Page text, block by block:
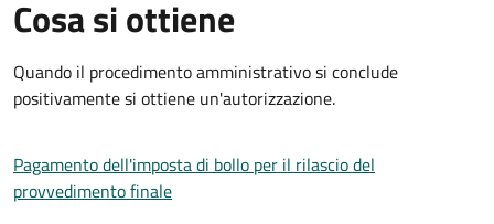
Cosa si ottiene
Quando il procedimento amministrativo si conclude
positivamente si ottiene un'autorizzazione.
Pagamento dell'imposta di bollo per il rilascio del
provvedimento finale